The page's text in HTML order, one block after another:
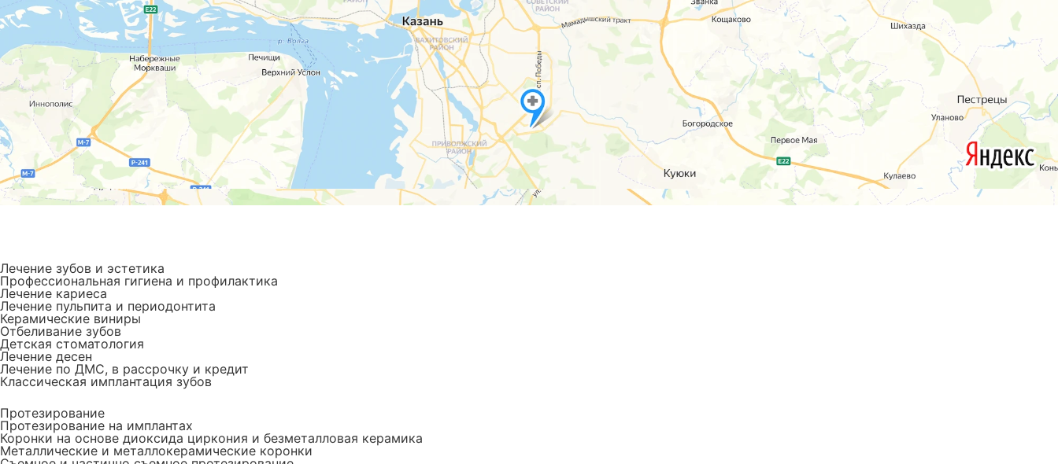
Лечение зубов и эстетика
Профессиональная гигиена и профилактика
Лечение кариеса
Лечение пульпита и периодонтита
Керамические виниры
Отбеливание зубов
Детская стоматология
Лечение десен
Лечение по ДМС, в рассрочку и кредит
Классическая имплантация зубов
Протезирование
Протезирование на имплантах
Коронки на основе диоксида циркония и безметалловая керамика
Металлические и металлокерамические коронки